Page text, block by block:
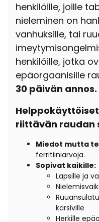
henkilöille, joille
nieleminen on
vanhuksille, tai
henkilöille, jotka
epäorgaanisille
30 päivän annos.
riittävän raudan
Miedot mutta
ferritiiniarvoja.
Sopivat kaikille:
Lapsille ja
kärsiville
Herkille